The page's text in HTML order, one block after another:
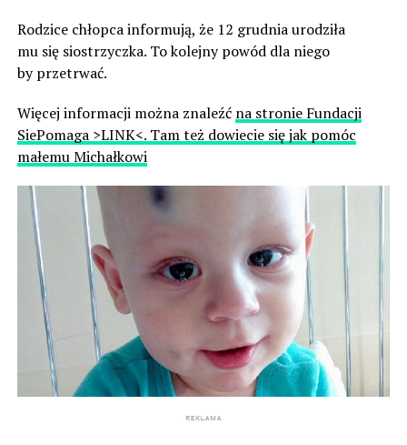
Rodzice chłopca informują, że 12 grudnia urodziła
mu się siostrzyczka. To kolejny powód dla niego
by przetrwać.
Więcej informacji można znaleźć na stronie Fundacji
SiePomaga >LINK<. Tam też dowiecie się jak pomóc
małemu Michałkowi